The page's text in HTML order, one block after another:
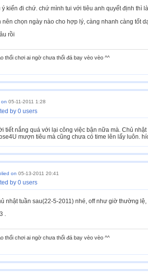
ý kiến đi chứ. chứ mình tui với tiêu anh quyết định thì
nên chọn ngày nào cho hợp lý, càng nhanh càng tốt
rồi
thổi chơi ai ngờ chưa thổi đá bay vèo vèo ^^
on 05-11-2011 1:28
by 0 users
tiết nắng quá với lại công việc bận nữa mà. Chủ
mượn tiêu mà cũng chưa có time lên lấy luôn. híc
on 05-13-2011 20:41
by 0 users
nhật tuần sau(22-5-2011) nhé, off như giờ thường lệ,
.
thổi chơi ai ngờ chưa thổi đá bay vèo vèo ^^